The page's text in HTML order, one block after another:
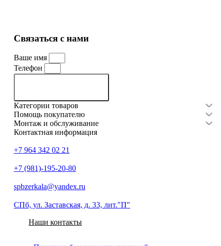
Связаться с нами
Ваше имя
Телефон
Категории товаров
Помощь покупателю
Монтаж и обслуживание
Контактная информация
+7 964 342 02 21
+7 (981)-195-20-80
spbzerkala@yandex.ru
СПб, ул. Заставская, д. 33, лит."П"
Наши контакты